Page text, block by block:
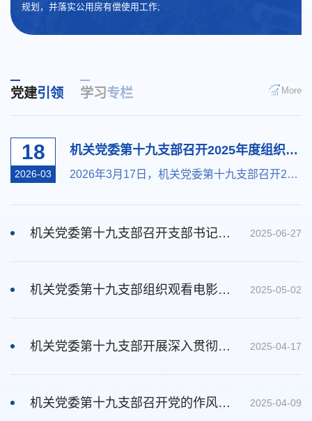
规划，并落实公用房有偿使用工作;
11.完成上级交办的其他工作。
党建引领 学习专栏 More
18
2026-03
机关党委第十九支部召开2025年度组织生活会
2026年3月17日，机关党委第十九支部召开2025年度组织生活会。会议由党支部书记、处长万凡主持，支部全体党员参加会议。会议首先组织专题学习。全体党员深入学习《习近平关于树立和践行正确政绩观论述摘编》和《习近平总书记地方工作期间坚持正确政绩观生动实践》，进一步深刻领会树立和践行正确政绩观的核心要义与精神实质，切实增强了树立和践行正确政绩观的思想自觉、政治自觉、行动自觉。随后，会议严肃开展批评与自我批评。全体党员坚持问题导向，...
机关党委第十九支部召开支部书记讲党课暨党员基本培训交流研讨会 2025-06-27
机关党委第十九支部组织观看电影《后池新愚公》 2025-05-02
机关党委第十九支部开展深入贯彻中央八项规定精神学习教育 2025-04-17
机关党委第十九支部召开党的作风建设专题学习会 2025-04-09